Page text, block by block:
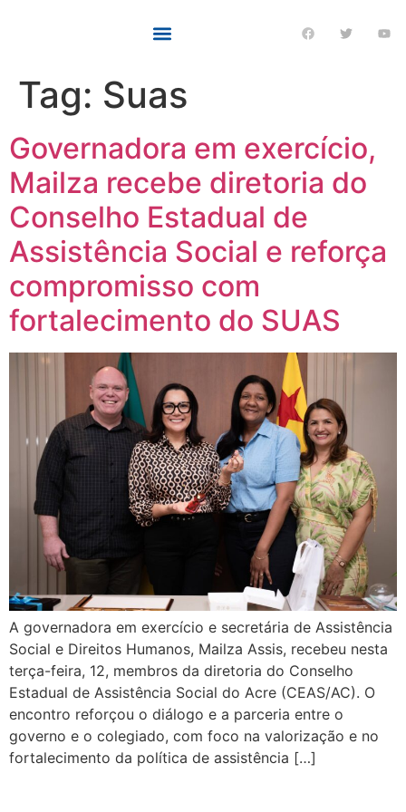
Tag: Suas
Governadora em exercício,
Mailza recebe diretoria do
Conselho Estadual de
Assistência Social e reforça
compromisso com
fortalecimento do SUAS
A governadora em exercício e secretária de Assistência
Social e Direitos Humanos, Mailza Assis, recebeu nesta
terça-feira, 12, membros da diretoria do Conselho
Estadual de Assistência Social do Acre (CEAS/AC). O
encontro reforçou o diálogo e a parceria entre o
governo e o colegiado, com foco na valorização e no
fortalecimento da política de assistência […]